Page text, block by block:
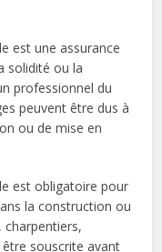
est une assurance
solidité ou la
professionnel du
peuvent être dus à
ou de mise en
est obligatoire pour
la construction ou
charpentiers,
souscrite avant